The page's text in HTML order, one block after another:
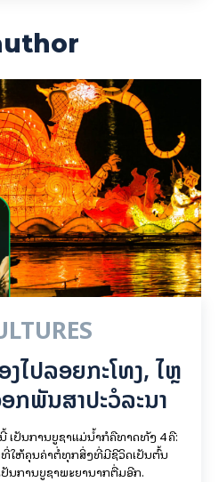
ງ​ໄປລອຍ​ກະ​ໂທງ, ໄຫຼ​
ກ​ພັນ​ສາ​ປະ​ວໍ​ລະ​ນາ
ເປັນການບູຊາແມ່ນໍ້າກໍຄືທາດທັງ 4 ຄື:
ທີ່ໃຫ້ຄຸນຄ່າຕໍ່ທຸກສິ່ງທີ່ມີຊີວິດເປັນຕົ້ນ
ນການບູຊາພະຍານາກຕື່ມອີກ.